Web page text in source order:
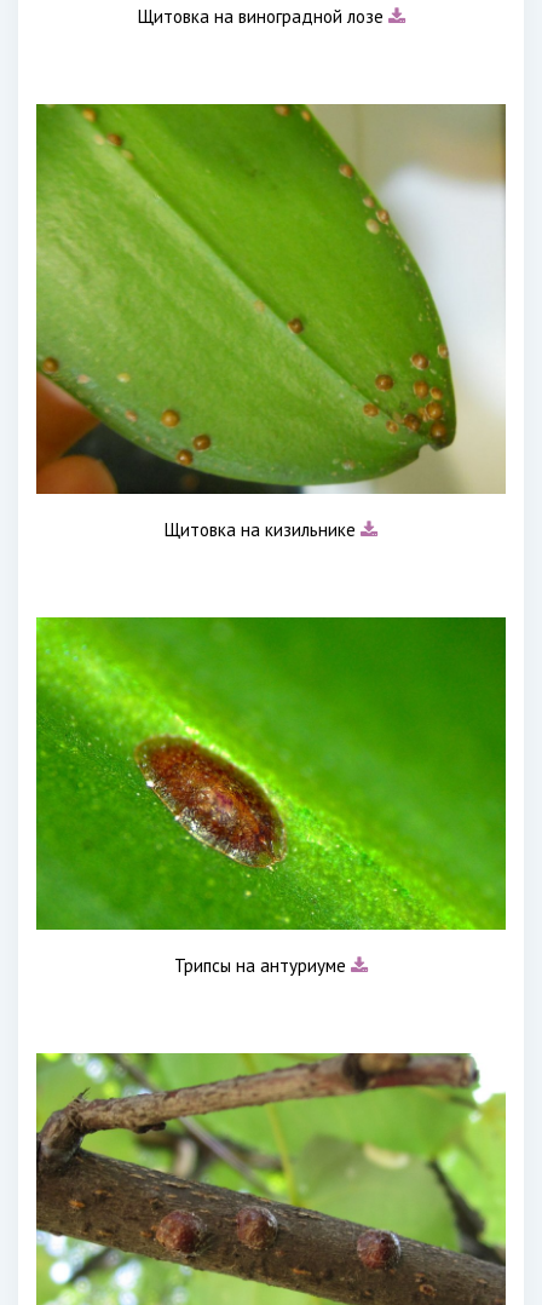
Щитовка на виноградной лозе
Щитовка на кизильнике
Трипсы на антуриуме